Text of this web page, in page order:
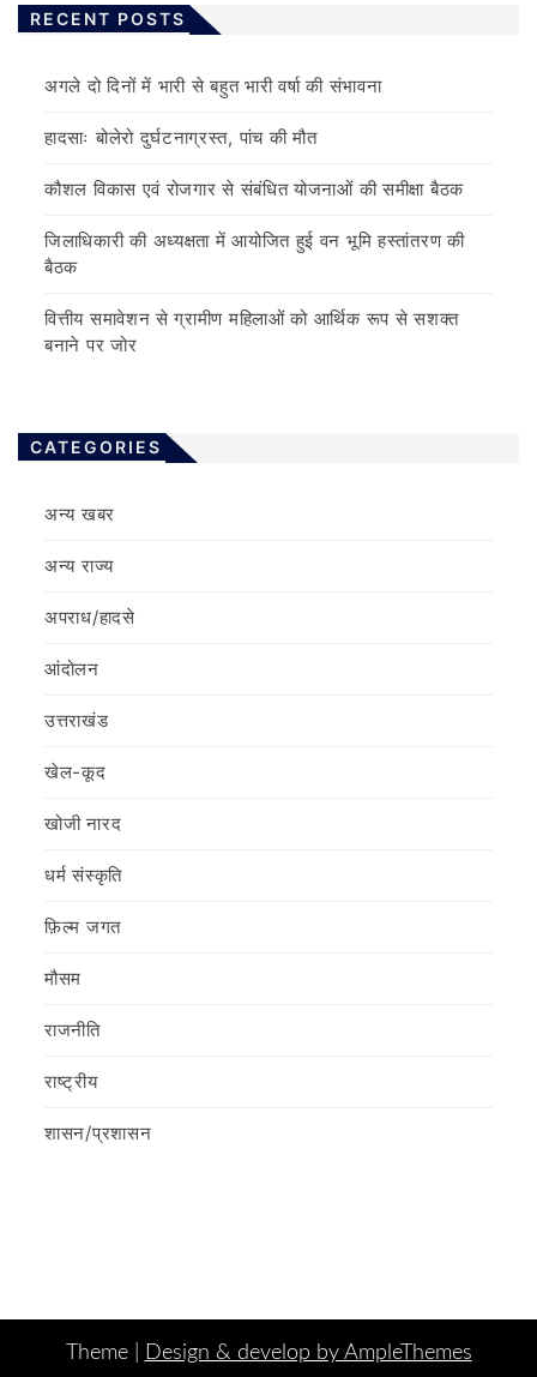
RECENT POSTS
अगले दो दिनों में भारी से बहुत भारी वर्षा की संभावना
हादसाः बोलेरो दुर्घटनाग्रस्त, पांच की मौत
कौशल विकास एवं रोजगार से संबंधित योजनाओं की समीक्षा बैठक
जिलाधिकारी की अध्यक्षता में आयोजित हुई वन भूमि हस्तांतरण की
बैठक
वित्तीय समावेशन से ग्रामीण महिलाओं को आर्थिक रूप से सशक्त
बनाने पर जोर
CATEGORIES
अन्य खबर
अन्य राज्य
अपराध/हादसे
आंदोलन
उत्तराखंड
खेल-कूद
खोजी नारद
धर्म संस्कृति
फ़िल्‍म जगत
मौसम
राजनीति
राष्ट्रीय
शासन/प्रशासन
Theme | Design & develop by AmpleThemes